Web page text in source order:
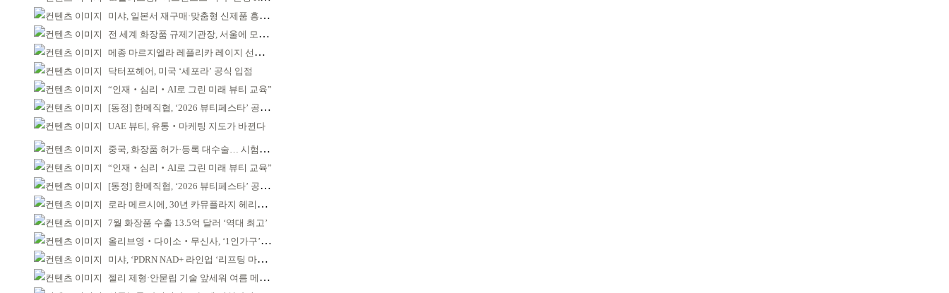
미샤, 일본서 재구매·맞춤형 신제품 흥행 ‘쌍끌이’
전 세계 화장품 규제기관장, 서울에 모인다
메종 마르지엘라 레플리카 레이지 선데이 모닝 디퓨저
닥터포헤어, 미국 ‘세포라’ 공식 입점
“인재‧심리‧AI로 그린 미래 뷰티 교육”
[동정] 한메직협, ‘2026 뷰티페스타’ 공동 주최
UAE 뷰티, 유통‧마케팅 지도가 바뀐다
중국, 화장품 허가·등록 대수술… 시험자료 공용 허용
“인재‧심리‧AI로 그린 미래 뷰티 교육”
[동정] 한메직협, ‘2026 뷰티페스타’ 공동 주최
로라 메르시에, 30년 카뮤플라지 헤리티지 담아
7월 화장품 수출 13.5억 달러 ‘역대 최고’
올리브영‧다이소‧무신사, ‘1인가구’가 이끈다
미샤, ‘PDRN NAD+ 라인업 ‘리프팅 마스크’ 출시
젤리 제형·안묻립 기술 앞세워 여름 메이크업 시장 공략